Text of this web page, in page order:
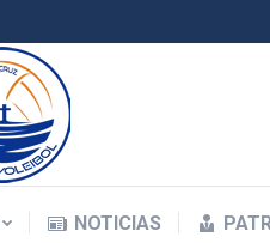
NOTICIAS